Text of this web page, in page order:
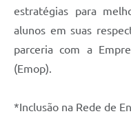
estratégias para
alunos em suas
parceria com a
(Emop).
*Inclusão na Rede de